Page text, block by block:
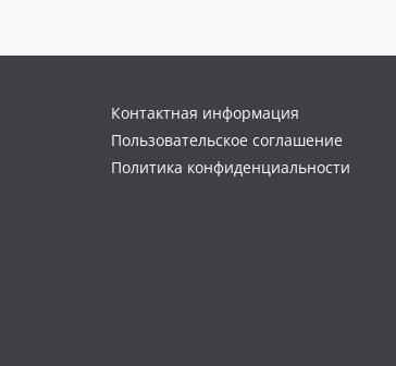
Контактная информация
Пользовательское соглашение
Политика конфиденциальности